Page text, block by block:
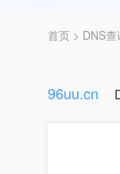
首页 > DNS查
96uu.cn